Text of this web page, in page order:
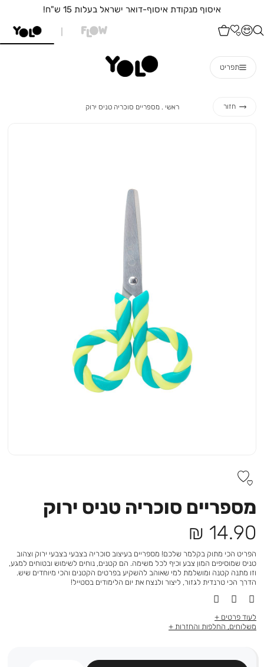
איסוף מנקודת איסוף-דואר ישראל בעלות 15 ש"ח!
תפריט
חזור ראשי ראשי
מספריים סוכריה טניס ירוק
מספריים סוכריה טניס ירוק
מחיר
מוצר
14.90 ₪
הפריט הכי מתוק בקלמר שלכם! מספריים בעיצוב סוכריה בצבעי בצבעי ירוק וצהוב
טניס שמוסיפים המון צבע וכיף לכל משימה. הם קטנים, נוחים לשימוש ובטוחים למגע,
וזו מתנה קטנה ומושלמת למי שאוהב להשקיע בפרטים הקטנים והכי מיוחדים שיש.
הדרך הכי טרנדית לגזור, ליצור ולנצח את יום הלימודים בסטייל!
לעוד פרטים
משלוחים, החלפות והחזרות